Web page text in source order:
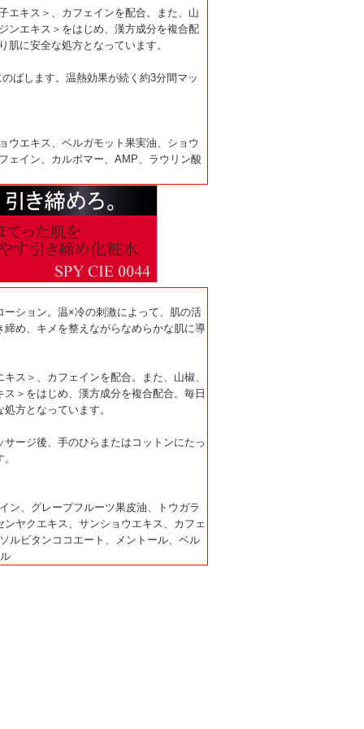
エキス＞、カフェインを配合。また、山
ンエキス＞をはじめ、漢方成分を複合配
に安全な処方となっています。
ばします。温熱効果が続く約3分間マッ
ウエキス、ベルガモット果実油、ショウ
ェイン、カルボマー、AMP、ラウリン酸
ション。温×冷の刺激によって、肌の活
め、キメを整えながらなめらかな肌に導
ス＞、カフェインを配合。また、山椒、
＞をはじめ、漢方成分を複合配合。毎日
方となっています。
ージ後、手のひらまたはコットンにたっ
ン、グレープフルーツ果皮油、トウガラ
ヤクエキス、サンショウエキス、カフェ
ルビタンココエート、メントール、ベル